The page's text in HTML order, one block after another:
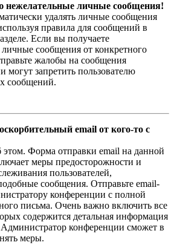
нежелательные личные сообщения!
удалять личные сообщения
правила для сообщений в
Если вы получаете
сообщения от конкретного
жалобы на сообщения
могут запретить пользователю
сообщений.
email от кого-то с
Форма отправки email на данной
меры предосторожности и
пользователей,
сообщения. Отправьте email-
конференции с полной
письма. Очень важно включить все
содержится детальная информация
Администратор конференции сможет в
меры.